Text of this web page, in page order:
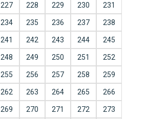
227 228 229 230 231
234 235 236 237 238
241 242 243 244 245
248 249 250 251 252
255 256 257 258 259
262 263 264 265 266
269 270 271 272 273